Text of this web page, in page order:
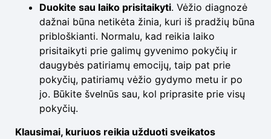
Duokite sau laiko prisitaikyti. Vėžio diagnozė
dažnai būna netikėta žinia, kuri iš pradžių būna
pribloškianti. Normalu, kad reikia laiko
prisitaikyti prie galimų gyvenimo pokyčių ir
daugybės patiriamų emocijų, taip pat prie
pokyčių, patiriamų vėžio gydymo metu ir po
jo. Būkite švelnūs sau, kol priprasite prie visų
pokyčių.
Klausimai, kuriuos reikia užduoti sveikatos